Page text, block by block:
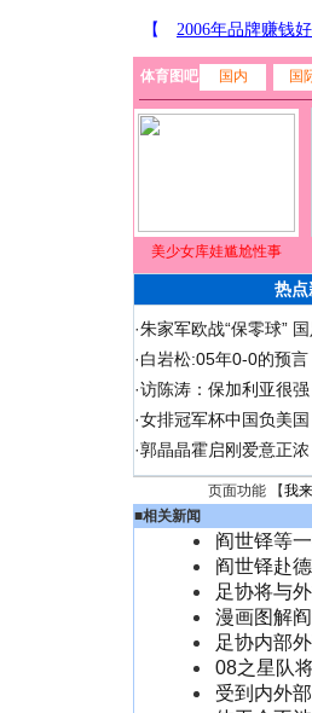
体育图吧 国内 国
美少女库娃尴尬性事
热点
·朱家军欧战“保零球”
·白岩松:05年0-0的预
·访陈涛：保加利亚很
·女排冠军杯中国负美
·郭晶晶霍启刚爱意正
页面功能 【我
■相关新闻
阎世铎等
阎世铎赴
足协将与
漫画图解
足协内部
08之星队
受到内外